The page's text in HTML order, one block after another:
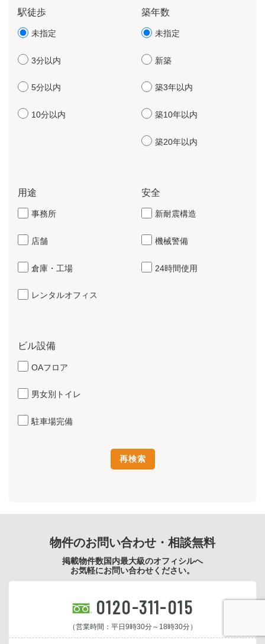
駅徒歩
未指定
3分以内
5分以内
10分以内
築年数
未指定
新築
築3年以内
築10年以内
築20年以内
用途
事務所
店舗
倉庫・工場
レンタルオフィス
安全
新耐震構造
機械警備
24時間使用
ビル設備
OAフロア
男女別トイレ
駐車場完備
物件のお問い合わせ・相談無料
掲載物件数国内最大級のオフィシルへ
お気軽にお問い合わせください。
0120-311-015
（営業時間：平日9時30分～18時30分）